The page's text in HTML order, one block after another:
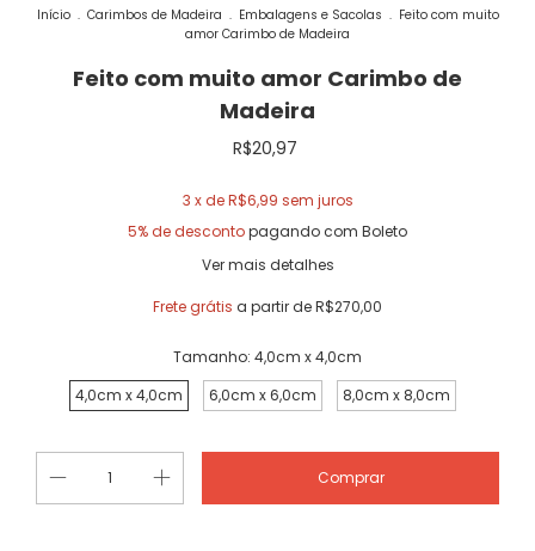
Início . Carimbos de Madeira . Embalagens e Sacolas . Feito com muito
amor Carimbo de Madeira
Feito com muito amor Carimbo de
Madeira
R$20,97
3 x deR$6,99 sem juros
5% de descontopagando com Boleto
Ver mais detalhes
Frete grátis a partir deR$270,00
Tamanho: 4,0cm x 4,0cm
4,0cm x 4,0cm
6,0cm x 6,0cm 8,0cm x 8,0cm